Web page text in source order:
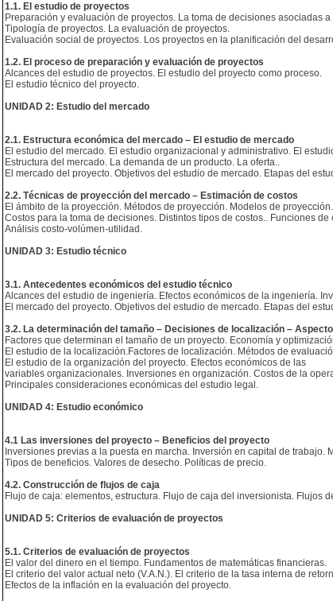
1.1. El estudio de proyectos
Preparación y evaluación de proyectos. La toma de decisiones asociadas
Tipología de proyectos. La evaluación de proyectos.
Evaluación social de proyectos. Los proyectos en la planificación del
1.2. El proceso de preparación y evaluación de proyectos
Alcances del estudio de proyectos. El estudio del proyecto como proceso.
El estudio técnico del proyecto.
UNIDAD 2: Estudio del mercado
2.1. Estructura económica del mercado – El estudio de mercado
El estudio del mercado. El estudio organizacional y administrativo. El
Estructura del mercado. La demanda de un producto. La oferta..
El mercado del proyecto. Objetivos del estudio de mercado. Etapas del
2.2. Técnicas de proyección del mercado – Estimación de costos
El ámbito de la proyección. Métodos de proyección. Modelos de proyección.
Costos para la toma de decisiones. Distintos tipos de costos.. Funciones de
Análisis costo-volúmen-utilidad.
UNIDAD 3: Estudio técnico
3.1. Antecedentes económicos del estudio técnico
Alcances del estudio de ingeniería. Efectos económicos de la ingeniería.
El mercado del proyecto. Objetivos del estudio de mercado. Etapas del
3.2. La determinación del tamaño – Decisiones de localización –
Factores que determinan el tamaño de un proyecto. Economía y
El estudio de la localización.Factores de localización. Métodos de
El estudio de la organización del proyecto. Efectos económicos de las
variables organizacionales. Inversiones en organización. Costos de la
Principales consideraciones económicas del estudio legal.
UNIDAD 4: Estudio económico
4.1 Las inversiones del proyecto – Beneficios del proyecto
Inversiones previas a la puesta en marcha. Inversión en capital de
Tipos de beneficios. Valores de desecho. Políticas de precio.
4.2. Construcción de flujos de caja
Flujo de caja: elementos, estructura. Flujo de caja del inversionista. Flujos
UNIDAD 5: Criterios de evaluación de proyectos
5.1. Criterios de evaluación de proyectos
El valor del dinero en el tiempo. Fundamentos de matemáticas financieras.
El criterio del valor actual neto (V.A.N.). El criterio de la tasa interna de
Efectos de la inflación en la evaluación del proyecto.